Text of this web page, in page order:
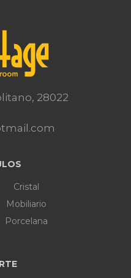
28022
Cristal
Mobiliario
Porcelana